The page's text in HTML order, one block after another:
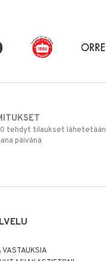
tehdyt tilaukset lähetetään
päivänä